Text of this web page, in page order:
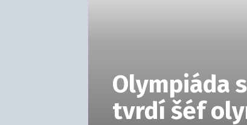
Olympiáda
tvrdí šéf